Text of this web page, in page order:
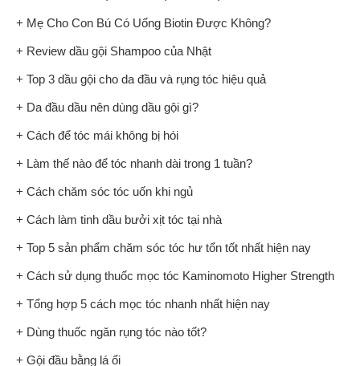
+ Mẹ Cho Con Bú Có Uống Biotin Được Không?
+ Review dầu gội Shampoo của Nhật
+ Top 3 dầu gội cho da đầu và rụng tóc hiệu quả
+ Da đầu dầu nên dùng dầu gội gì?
+ Cách để tóc mái không bị hói
+ Làm thế nào để tóc nhanh dài trong 1 tuần?
+ Cách chăm sóc tóc uốn khi ngủ
+ Cách làm tinh dầu bưởi xịt tóc tại nhà
+ Top 5 sản phẩm chăm sóc tóc hư tổn tốt nhất hiện nay
+ Cách sử dụng thuốc mọc tóc Kaminomoto Higher Strength
+ Tổng hợp 5 cách mọc tóc nhanh nhất hiện nay
+ Dùng thuốc ngăn rụng tóc nào tốt?
+ Gội đầu bằng lá ổi